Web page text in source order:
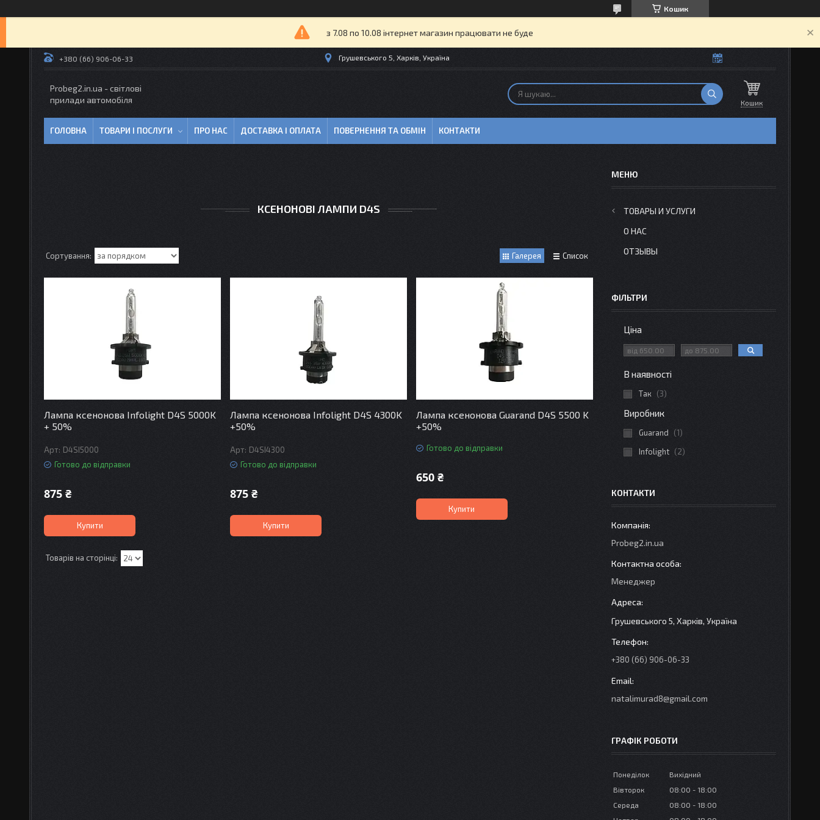
Кошик
з 7.08 по 10.08 інтернет магазин працювати не буде
+380 (66) 906-06-33 Грушевського 5, Харків, Україна
Probeg2.in.ua - світлові
прилади автомобіля
Кошик
ГОЛОВНА ТОВАРИ І ПОСЛУГИ ПРО НАС ДОСТАВКА І ОПЛАТА ПОВЕРНЕННЯ ТА ОБМІН КОНТАКТИ
КСЕНОНОВІ ЛАМПИ D4S
Галерея Список
Лампа ксенонова Infolight D4S 5000K
+ 50%
D4SI5000
Готово до відправки
875 ₴
Купити
Лампа ксенонова Infolight D4S 4300K
+50%
D4SI4300
Готово до відправки
875 ₴
Купити
Лампа ксенонова Guarand D4S 5500 K
+50%
Готово до відправки
650 ₴
Купити
ТОВАРЫ И УСЛУГИ
О НАС
ОТЗЫВЫ
ФІЛЬТРИ
Ціна
В наявності
Так 3
Виробник
Guarand
1
Infolight
2
КОНТАКТИ
Probeg2.in.ua
Менеджер
Грушевського 5, Харків, Україна
+380 (66) 906-06-33
natalimurad8@gmail.com
ГРАФІК РОБОТИ
Понеділок
Вихідний
Вівторок
08:00
18:00
Середа
08:00
18:00